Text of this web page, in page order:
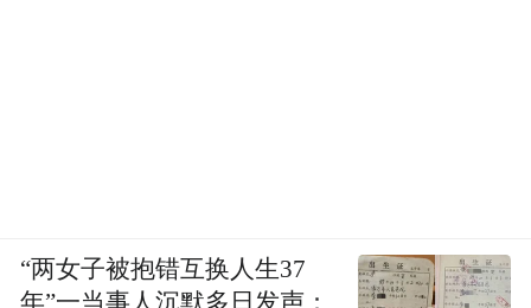
“两女子被抱错互换人生37
年”一当事人沉默多日发声：